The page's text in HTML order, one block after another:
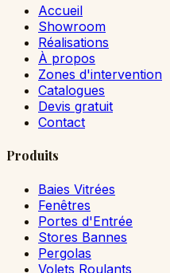
Accueil
Showroom
Réalisations
À propos
Zones d'intervention
Catalogues
Devis gratuit
Contact
Produits
Baies Vitrées
Fenêtres
Portes d'Entrée
Stores Bannes
Pergolas
Volets Roulants